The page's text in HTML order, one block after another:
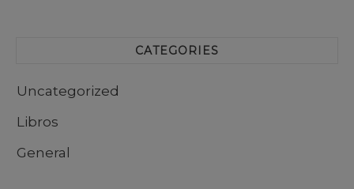
CATEGORIES
Uncategorized
Libros
General